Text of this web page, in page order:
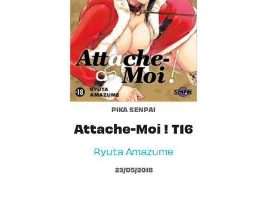
PIKA SENPAI
Attache-Moi ! T16
Ryuta Amazume
23/05/2018